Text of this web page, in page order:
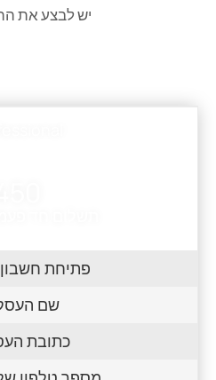
יש לבצע את
פתיחת
שם
כתובת